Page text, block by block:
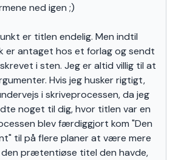
ned igen ;)
er titlen endelig. Men indtil
er antaget hos et forlag og sendt
i sten. Jeg er altid villig til at
Hvis jeg husker rigtigt,
i skriveprocessen, da jeg
noget til dig, hvor titlen var en
blev færdiggjort kom "Den
til på flere planer at være mere
den prætentiøse titel den havde,